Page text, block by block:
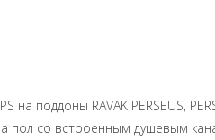
поддоны RAVAK PERSEUS,
на пол со встроенным душевым